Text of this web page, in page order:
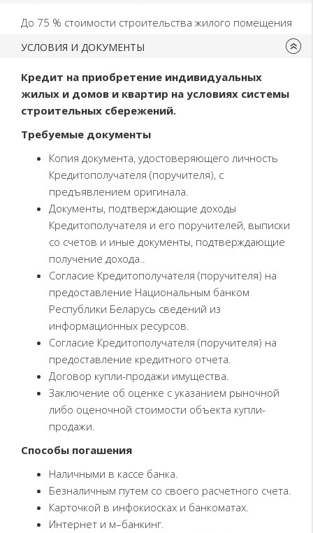
До 75 % стоимости строительства жилого помещения
УСЛОВИЯ И ДОКУМЕНТЫ
Кредит на приобретение индивидуальных
жилых и домов и квартир на условиях системы
строительных сбережений.
Требуемые документы
Копия документа, удостоверяющего личность
Кредитополучателя (поручителя), с
предъявлением оригинала.
Документы, подтверждающие доходы
Кредитополучателя и его поручителей, выписки
со счетов и иные документы, подтверждающие
получение дохода..
Согласие Кредитополучателя (поручителя) на
предоставление Национальным банком
Республики Беларусь сведений из
информационных ресурсов.
Согласие Кредитополучателя (поручителя) на
предоставление кредитного отчета.
Договор купли-продажи имущества.
Заключение об оценке с указанием рыночной
либо оценочной стоимости объекта купли-
продажи.
Способы погашения
Наличными в кассе банка.
Безналичным путем со своего расчетного счета.
Карточкой в инфокиосках и банкоматах.
Интернет и м–банкинг.